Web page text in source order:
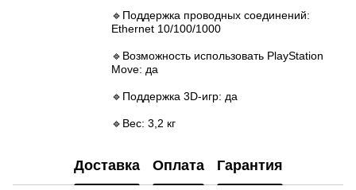
🔹Поддержка проводных соединений:
Ethernet 10/100/1000
🔹Возможность использовать PlayStation
Move: да
🔹Поддержка 3D-игр: да
🔹Вес: 3,2 кг
Доставка Оплата Гарантия